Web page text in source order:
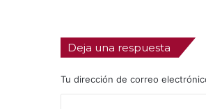
Deja una respuesta
Tu dirección de correo